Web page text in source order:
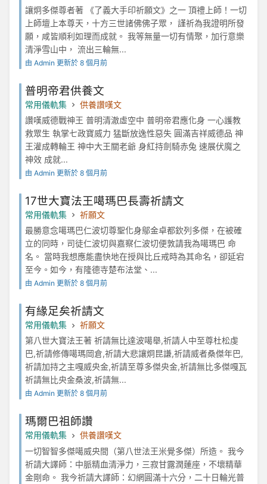
讓炯多傑尊者著 《了義大手印祈願文》之一 頂禮上師！一切
上師壇上本尊天，十方三世諸佛佛子眾， 謹祈為我證明所發
願，咸皆順利如理而成就。 我等無量一切有情聚，加行意樂
清淨雪山中， 流出三輪無...
由 Admin 更新於 8 個月前
普明帝君供養文
常用儀軌集
供養讚嘆文
讚嘆威德戰神王 普明清澈虛空中 普明帝君應化身 一心護教
救眾生 執掌七政寶威力 猛斷放逸性惡失 圓滿吉祥威德品 神
王灌成轉輪王 神中大王關老爺 身紅持劍騎赤兔 速展伏魔之
神效 成就...
由 Admin 更新於 8 個月前
17世大寶法王噶瑪巴長壽祈請文
常用儀軌集
祈願文
最勝意念噶瑪巴仁波切尊聖化身鄔金卓都欽列多傑，在被確
立的同時，司徒仁波切與嘉察仁波切便敦請我為噶瑪巴 命
名。 當時我想應能盡快地在授與比丘戒時為其命名，卻延宕
至今。如今，有隆德寺楚布法堂、...
由 Admin 更新於 8 個月前
有緣足矣祈請文
常用儀軌集
祈願文
第八世大寶法王著 祈請無比達波噶舉,祈請人中至尊杜松虔
巴,祈請修傳噶瑪岡倉,祈請大悲讓炯昆謙,祈請威者桑傑年巴,
祈請加持之主嘎威央金,祈請至尊多傑央金,祈請無比多傑嘎瓦
祈請無比央金桑波,祈請無...
由 Admin 更新於 8 個月前
瑪爾巴祖師讚
常用儀軌集
供養讚嘆文
一切智智多傑噶威央間（第八世法王米覺多傑）所造。 我今
祈請大譯師：中脈精血清淨力，三寂甘露潤蓮座，不壞精華
金剛命。 我今祈請大譯師：幻網圓滿十六分，二十日輪光普